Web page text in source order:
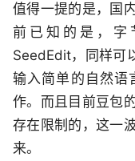
值得一提的是，国
前已知的是，字
SeedEdit，同样可
输入简单的自然语
作。而且目前豆包
存在限制的，这一
来。